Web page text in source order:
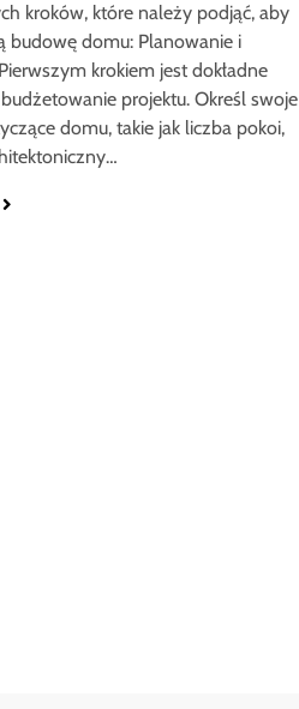
kroków, które należy podjąć, aby
budowę domu: Planowanie i
krokiem jest dokładne
projektu. Określ swoje
domu, takie jak liczba pokoi,